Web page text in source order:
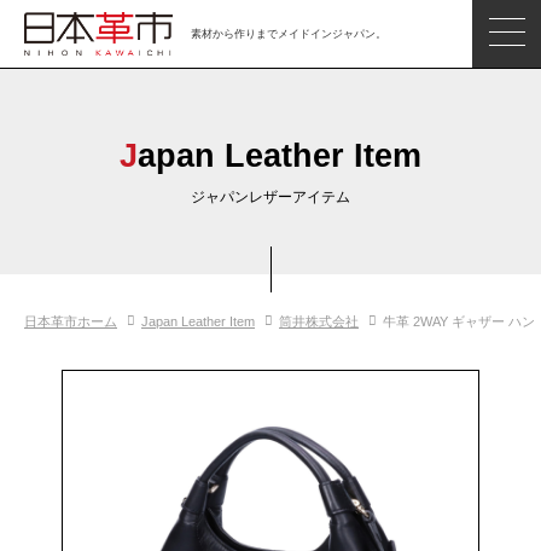
素材から作りまでメイドインジャパン。
革市通信
日本の革の良さを知ろう
Japan Leather Item
ジャパンレザーアイテム
日本革市ホーム Japan Leather Item 筒井株式会社 牛革 2WAY ギャザー ハン